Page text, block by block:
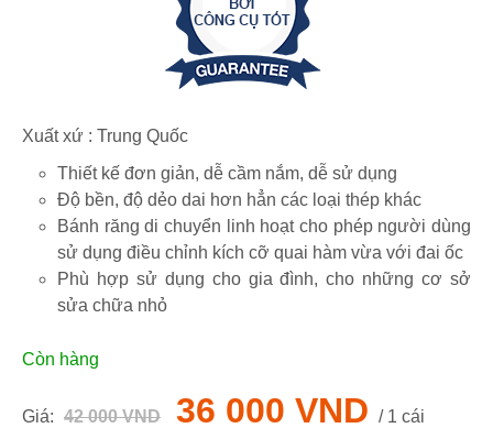
Xuất xứ : Trung Quốc
Thiết kế đơn giản, dễ cầm nắm, dễ sử dụng
Độ bền, độ dẻo dai hơn hẳn các loại thép khác
Bánh răng di chuyển linh hoạt cho phép người dùng
sử dụng điều chỉnh kích cỡ quai hàm vừa với đai ốc
Phù hợp sử dụng cho gia đình, cho những cơ sở
sửa chữa nhỏ
Còn hàng
Giá: 42 000 VND 36 000 VND / 1 cái